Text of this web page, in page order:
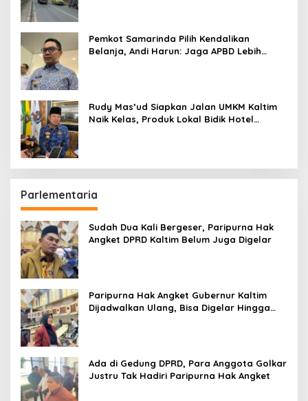
Pemkot Samarinda Pilih Kendalikan
Belanja, Andi Harun: Jaga APBD Lebih
Rudy Mas’ud Siapkan Jalan UMKM Kaltim
Naik Kelas, Produk Lokal Bidik Hotel
Parlementaria
Sudah Dua Kali Bergeser, Paripurna Hak
Angket DPRD Kaltim Belum Juga Digelar
Paripurna Hak Angket Gubernur Kaltim
Dijadwalkan Ulang, Bisa Digelar Hingga
Ada di Gedung DPRD, Para Anggota Golkar
Justru Tak Hadiri Paripurna Hak Angket